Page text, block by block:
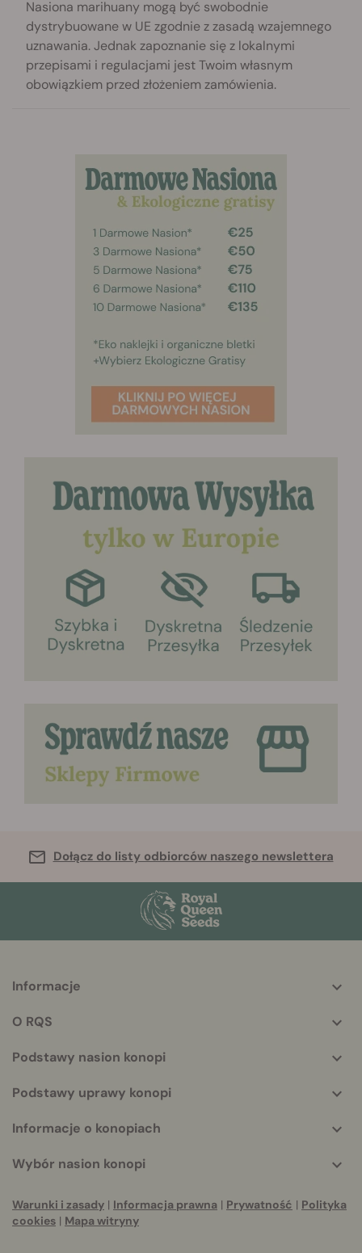
Nasiona marihuany mogą być swobodnie
dystrybuowane w UE zgodnie z zasadą wzajemnego
uznawania. Jednak zapoznanie się z lokalnymi
przepisami i regulacjami jest Twoim własnym
obowiązkiem przed złożeniem zamówienia.
Dołącz do listy odbiorców naszego newslettera
info
Informacje
O RQS
Podstawy nasion konopi
Podstawy uprawy konopi
Informacje o konopiach
Wybór nasion konopi
Warunki i zasady | Informacja prawna | Prywatność | Polityka
cookies | Mapa witryny